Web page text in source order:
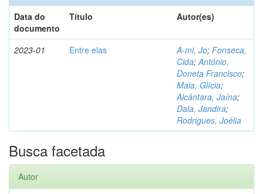
Data do
documento
Título Autor(es)
2023-01 Entre elas A-mi, Jo; Fonseca,
Cida;António,
Doneta Francisco;
Maia, Glícia;
Alcântara, Jaína;
Dala, Jandira;
Rodrigues, Joélia
Busca facetada
Autor